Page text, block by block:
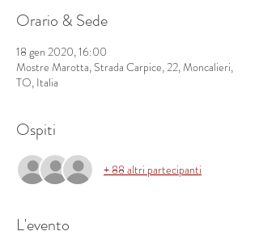
Orario & Sede
18 gen 2020, 16:00
Mostre Marotta, Strada Carpice, 22, Moncalieri,
TO, Italia
Ospiti
+ 88 altri partecipanti
L'evento